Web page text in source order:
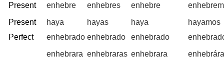
Present enhebre enhebres enhebre
Present
Perfect
haya
enhebrado
hayas
enhebrado
haya
enhebrado
hayamos
enhebrara enhebraras enhebrara